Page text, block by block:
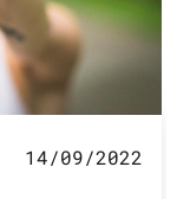
14/09/2022